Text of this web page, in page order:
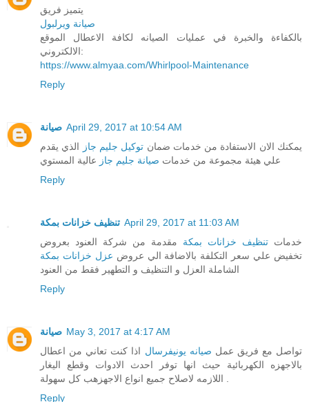
يتميز فريق
صيانة ويرلبول
بالكفاءة والخبرة في عمليات الصيانه لكافة الاعطال الموقع
الالكتروني:
https://www.almyaa.com/Whirlpool-Maintenance
Reply
صيانة April 29, 2017 at 10:54 AM
يمكنك الان الاستفادة من خدمات ضمان توكيل جليم جاز
الذي يقدم
علي هيئة مجموعة من خدمات صيانة جليم جاز عالية المستوي
Reply
تنظيف خزانات بمكة April 29, 2017 at 11:03 AM
خدمات تنظيف خزانات بمكة مقدمة من شركة العنود بعروض
تخفيض علي سعر التكلفة بالاضافة الي عروض عزل خزانات بمكة
الشاملة العزل و التنظيف و التطهير فقط من العنود
Reply
صيانة May 3, 2017 at 4:17 AM
تواصل مع فريق عمل صيانه يونيفرسال اذا كنت تعاني من اعطال
بالاجهزه الكهربائية حيث انها توفر احدث الادوات وقطع اليغار
Reply